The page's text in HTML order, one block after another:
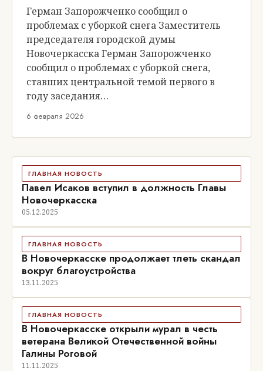
Герман Запорожченко сообщил о
проблемах с уборкой снега Заместитель
председателя городской думы
Новочеркасска Герман Запорожченко
сообщил о проблемах с уборкой снега,
ставших центральной темой первого в
году заседания…
6 февраля 2026
ГЛАВНАЯ НОВОСТЬ
Павел Исаков вступил в должность Главы
Новочеркасска
05.12.2025
ГЛАВНАЯ НОВОСТЬ
В Новочеркасске продолжает тлеть скандал
вокруг благоустройства
13.11.2025
ГЛАВНАЯ НОВОСТЬ
В Новочеркасске открыли мурал в честь
ветерана Великой Отечественной войны
Галины Роговой
11.11.2025